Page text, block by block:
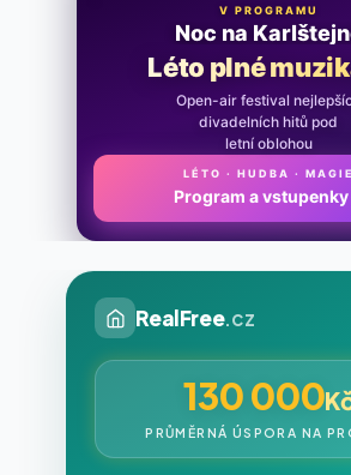
V PROGRAMU
Noc na
Léto plné
Open-air festival
divadelních hitů pod
letní oblohou
LÉTO · HUDBA · MAGIE
Program a vstupenky
RealFree.cz
130 000
PRŮMĚRNÁ ÚSPORA NA